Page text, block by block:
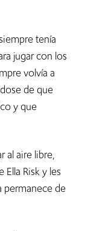
tenía
jugar con los
volvía a
de que
y que
al aire libre,
Risk y les
permanece de